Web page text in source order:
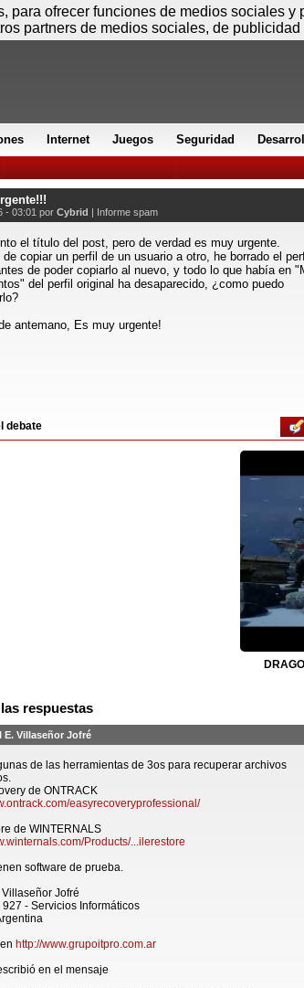
Internet Juegos Seguridad
- 03:01 por Cybrid | Informe spam
el título del post, pero de verdad es muy urgente.
de copiar un perfil de un usuario a otro, he borrado el
de poder copiarlo al nuevo, y todo lo que había en
del perfil original ha desaparecido, ¿como puedo
antemano, Es muy urgente!
debate
respuestas
E. Villaseñor Jofré
de las herramientas de 3os para recuperar archivos
de ONTRACK
easyrecoveryprofessional/
de WINTERNALS
Products/...ilerestore
software de prueba.
Villaseñor Jofré
- Servicios Informáticos
http://www.grupoitpro.com.ar
en el mensaje
ofrecer funciones de medios sociales
partners de medios sociales, de